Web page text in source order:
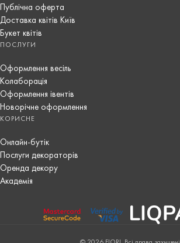
Публічна оферта
Доставка квітів Київ
Букет квітів
ПОСЛУГИ
Оформлення весіль
Колаборація
Оформлення івентів
Новорічне оформлення
КОРИСНЕ
Онлайн-бутік
Послуги декораторів
Оренда декору
Академія